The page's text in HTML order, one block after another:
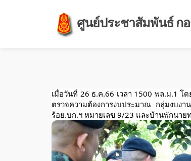
ศูนย์ประชาสัมพันธ์ ก
เมื่อวันที่ 26 ธ.ค.66 เวลา 1500 พล.ม.1
ตรวจความต้องการงบประมาณ กลุ่มงบง
ร้อย.บก.ฯ หมายเลข 9/23 และบ้านพักนาย